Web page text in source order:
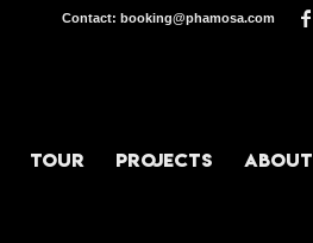
Contact:booking@phamosa.com
Tour Projects About